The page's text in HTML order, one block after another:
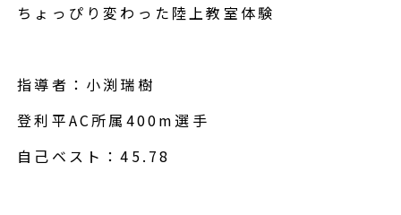
ちょっぴり変わった陸上教室体験
指導者：小渕瑞樹
登利平AC所属400m選手
自己ベスト：45.78